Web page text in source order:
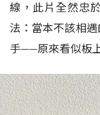
線，此片全然忠
法：當本不該相
手——原來看似板